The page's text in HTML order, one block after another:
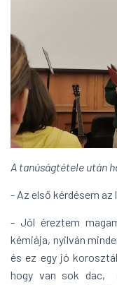
A tanúságtétele után
- Az első kérdésem az
- Jól éreztem
kémiája, nyilván
és ez egy jó
hogy van sok dac,